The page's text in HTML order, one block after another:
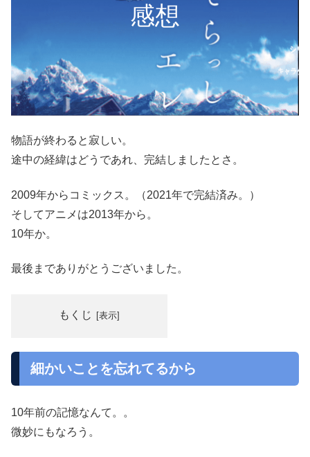
感想
物語が終わると寂しい。
途中の経緯はどうであれ、完結しましたとさ。
2009年からコミックス。（2021年で完結済み。）
そしてアニメは2013年から。
10年か。
最後までありがとうございました。
もくじ
細かいことを忘れてるから
10年前の記憶なんて。。
微妙にもなろう。